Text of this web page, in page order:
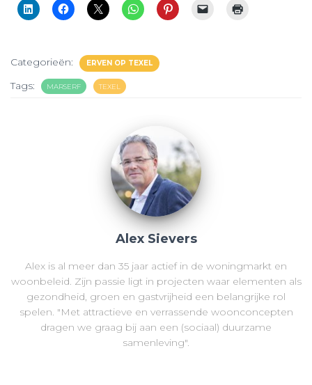
Categorieën: ERVEN OP TEXEL
Tags: MARSERF TEXEL
Alex Sievers
Alex is al meer dan 35 jaar actief in de woningmarkt en
woonbeleid. Zijn passie ligt in projecten waar elementen als
gezondheid, groen en gastvrijheid een belangrijke rol
spelen. "Met attractieve en verrassende woonconcepten
dragen we graag bij aan een (sociaal) duurzame
samenleving".